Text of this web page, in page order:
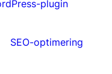
plugin
SEO-optimering